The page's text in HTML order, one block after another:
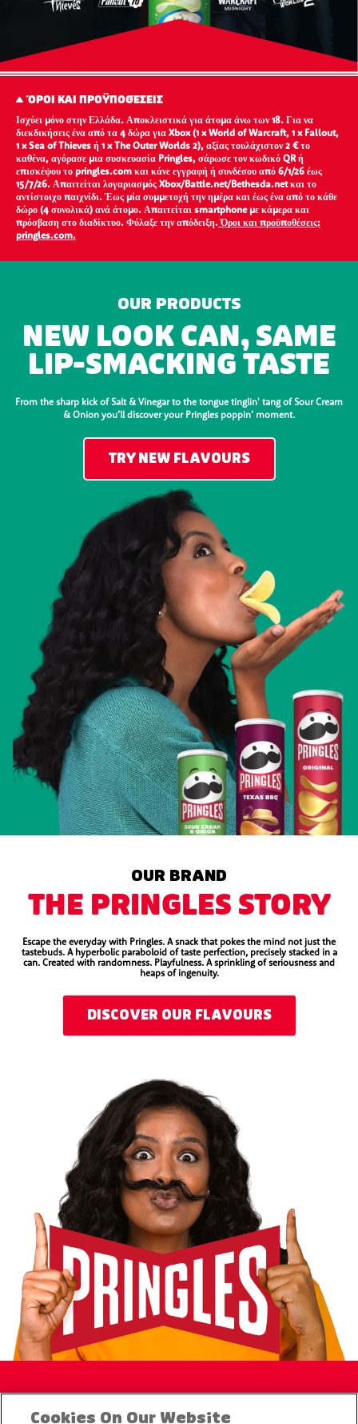
ΌΡΟΙ ΚΑΙ ΠΡΟΫΠΟΘΈΣΕΙΣ
Ισχύει μόνο στην Ελλάδα. Αποκλειστικά για άτομα άνω των 18. Για να
διεκδικήσεις ένα από τα 4 δώρα για Xbox (1 x World of Warcraft, 1 x Fallout,
1 x Sea of Thieves ή 1 x The Outer Worlds 2), αξίας τουλάχιστον 2 € το
καθένα, αγόρασε μια συσκευασία Pringles, σάρωσε τον κωδικό QR ή
επισκέψου το pringles.com και κάνε εγγραφή ή συνδέσου από 6/1/26 έως
15/7/26. Απαιτείται λογαριασμός Xbox/Battle.net/Bethesda.net και το
αντίστοιχο παιχνίδι. Έως μία συμμετοχή την ημέρα και έως ένα από το κάθε
δώρο (4 συνολικά) ανά άτομο. Απαιτείται smartphone με κάμερα και
πρόσβαση στο διαδίκτυο. Φύλαξε την απόδειξη.Όροι και προϋποθέσεις:
pringles.com.
OUR PRODUCTS
NEW LOOK CAN, SAME
LIP-SMACKING TASTE
From the sharp kick of Salt & Vinegar to the tongue tinglin' tang of Sour Cream
& Onion you’ll discover your Pringles poppin’ moment.
TRY NEW FLAVOURS
OUR BRAND
THE PRINGLES STORY
Escape the everyday with Pringles. A snack that pokes the mind not just the
tastebuds. A hyperbolic paraboloid of taste perfection, precisely stacked in a
can. Created with randomness. Playfulness. A sprinkling of seriousness and
heaps of ingenuity.
DISCOVER OUR FLAVOURS
Products
Cookies On Our Website